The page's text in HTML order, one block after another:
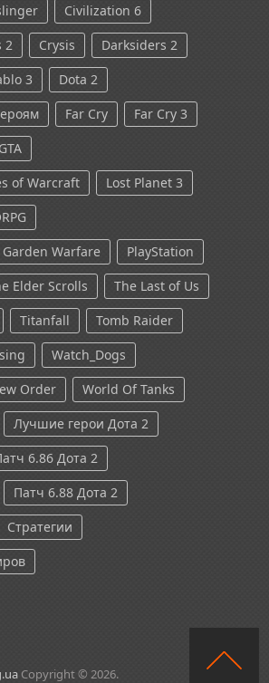
Civilization 6
2
Crysis
Darksiders 2
3
Dota 2
Far Cry
Far Cry 3
GTA
of Warcraft
Lost Planet 3
Warfare
PlayStation
Elder Scrolls
The Last of Us
Titanfall
Tomb Raider
Watch_Dogs
Order
World Of Tanks
Лучшие герои Дота 2
6.86 Дота 2
Патч 6.88 Дота 2
Стратегии
Copyright © 2026.